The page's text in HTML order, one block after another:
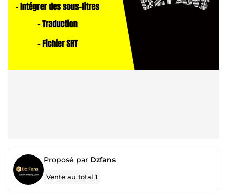
Proposé par Dzfans
Vente au total1